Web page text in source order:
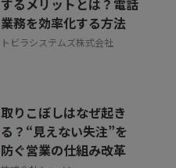
するメリットとは？電話
業務を効率化する方法
トビラシステムズ株式会社
取りこぼしはなぜ起き
る？“見えない失注”を
防ぐ営業の仕組み改革